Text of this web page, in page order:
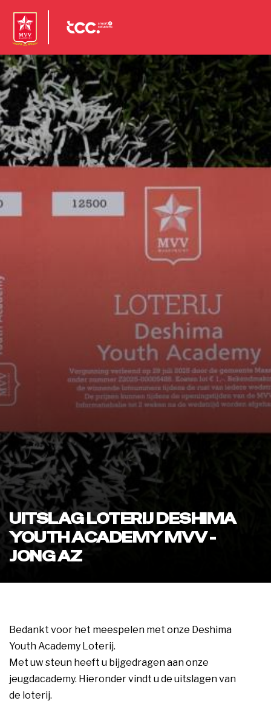
UITSLAG LOTERIJ DESHIMA
YOUTH ACADEMY MVV -
JONG AZ
Bedankt voor het meespelen met onze Deshima
Youth Academy Loterij.
Met uw steun heeft u bijgedragen aan onze
jeugdacademy. Hieronder vindt u de uitslagen van
de loterij.